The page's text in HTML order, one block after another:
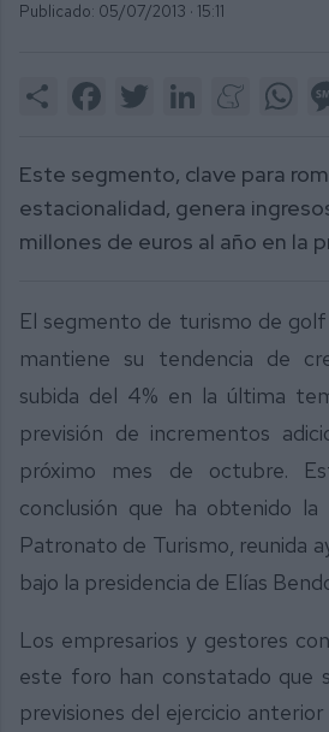
Publicado: 05/07/2013 · 15:11
Share FacebookTwitter LinkedIn
Este segmento, clave para
estacionalidad, genera
millones de euros al año en la
El segmento de turismo de
mantiene su tendencia de
subida del 4% en la última
previsión de incrementos
próximo mes de octubre.
conclusión que ha obtenido
Patronato de Turismo, reunida
bajo la presidencia de Elías
Los empresarios y gestores
este foro han constatado que
previsiones del ejercicio